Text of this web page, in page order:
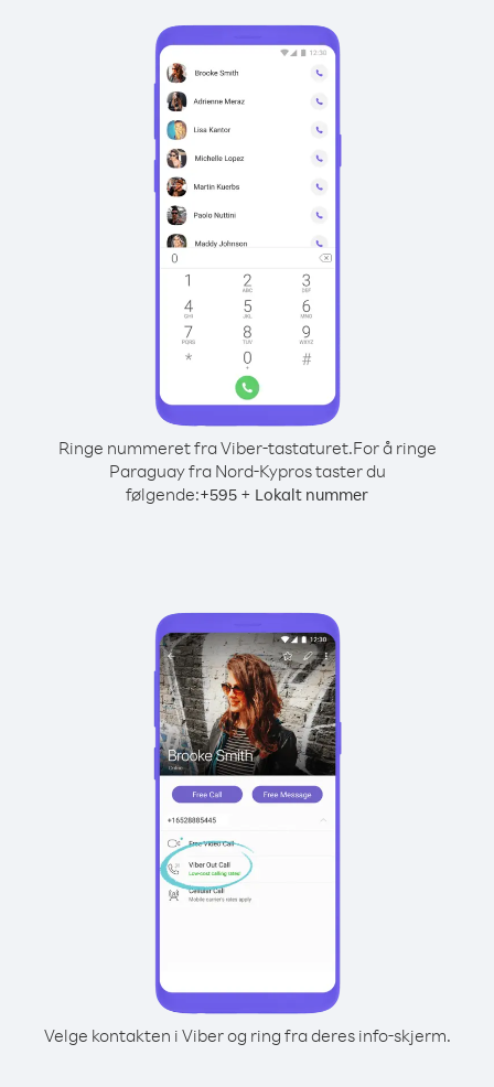
Ringe nummeret fra Viber-tastaturet.For å ringe
Paraguay fra Nord-Kypros taster du
følgende:+595 + Lokalt nummer
Velge kontakten i Viber og ring fra deres info-skjerm.